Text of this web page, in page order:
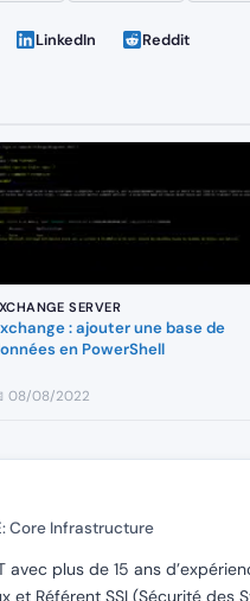
LinkedIn Reddit
SERVER
: ajouter une base de
en PowerShell
08/08/2022
Core Infrastructure
avec plus de 15 ans
et Référent SSI (Sécurité des